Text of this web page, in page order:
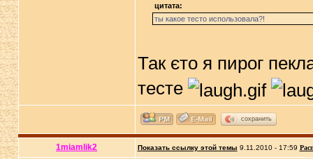
цитата:
ты какое тесто использовала?!
Так єто я пирог
тесте
сохранить
1miamlik2 Показать ссылку этой темы 9.11.2010 - 17:59